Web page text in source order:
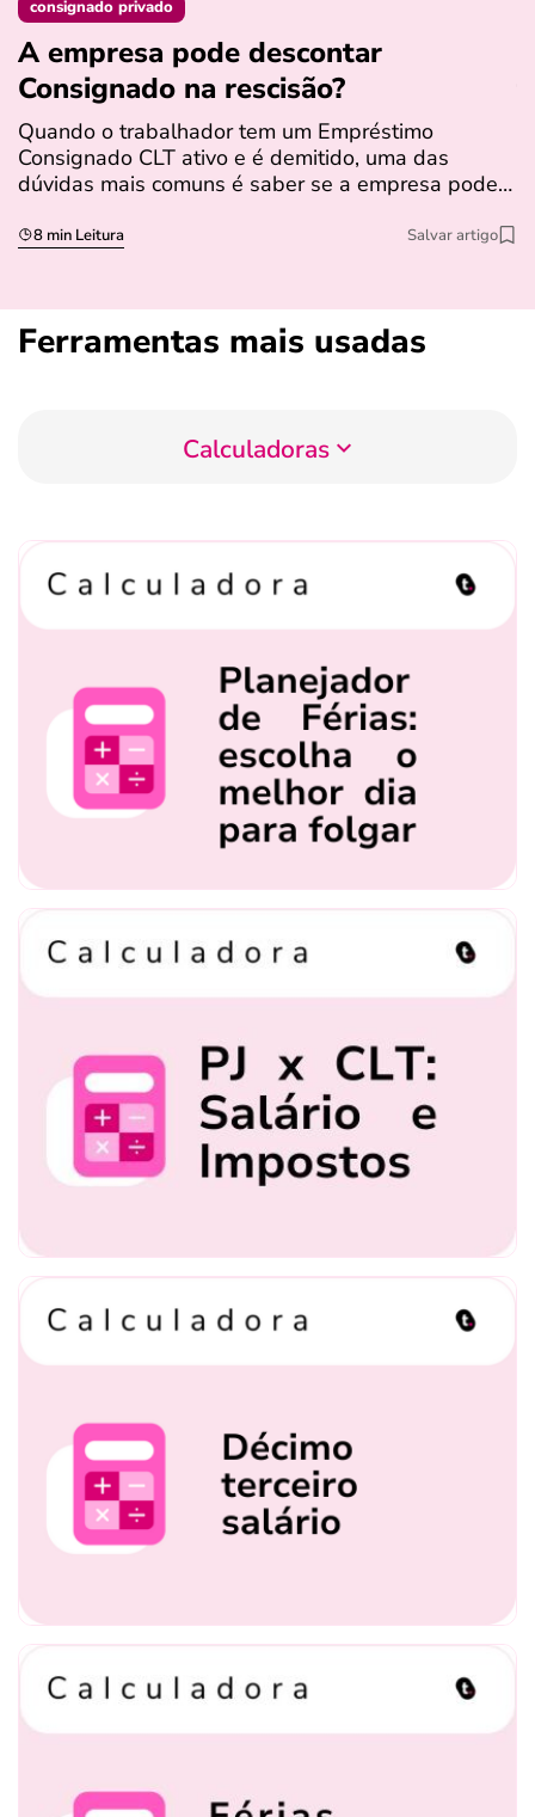
consignado privado
A empresa pode descontar
Consignado na rescisão​?
Quando o trabalhador tem um Empréstimo
Consignado CLT ativo e é demitido, uma das
dúvidas mais comuns é saber se a empresa pode…
8 min Leitura Salvar artigo
Ferramentas mais usadas
Calculadoras